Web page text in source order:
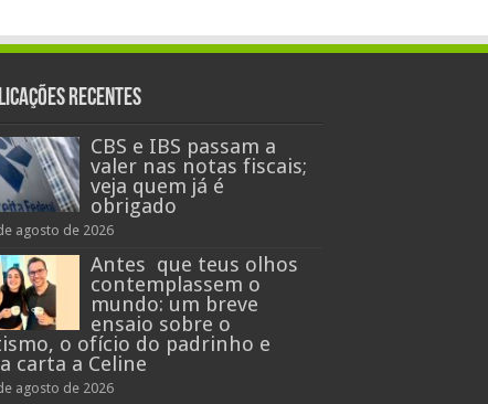
recentes
CBS e IBS passam a
valer nas notas fiscais;
veja quem já é
obrigado
agosto de 2026
Antes que teus olhos
contemplassem o
mundo: um breve
ensaio sobre o
o ofício do padrinho e
carta a Celine
agosto de 2026